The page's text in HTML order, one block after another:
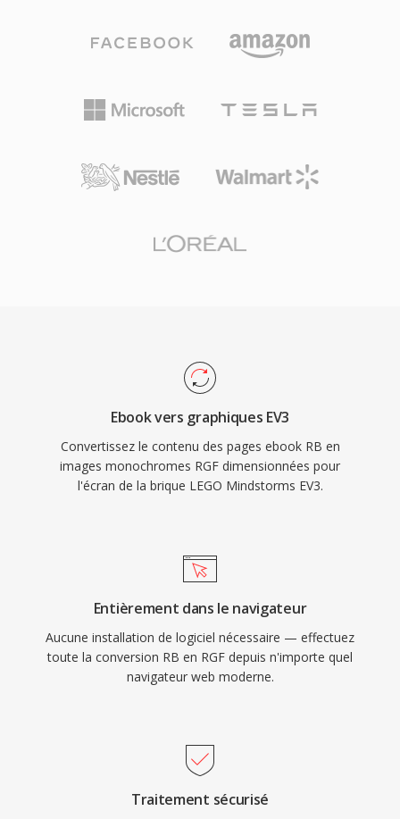
Ebook vers graphiques EV3
Convertissez le contenu des pages ebook RB en
images monochromes RGF dimensionnées pour
l'écran de la brique LEGO Mindstorms EV3.
Entièrement dans le navigateur
Aucune installation de logiciel nécessaire — effectuez
toute la conversion RB en RGF depuis n'importe quel
navigateur web moderne.
Traitement sécurisé